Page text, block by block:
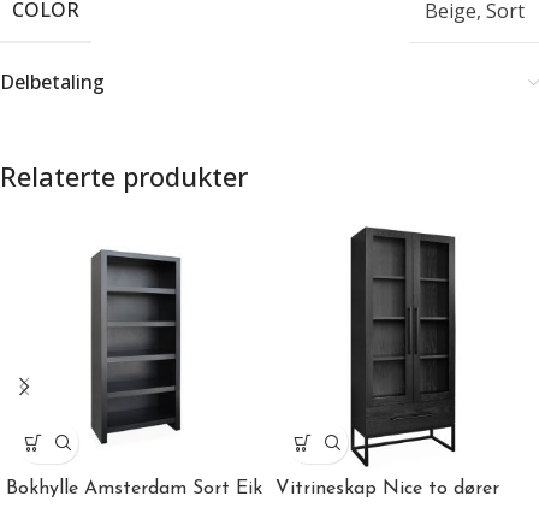
COLOR
Beige, Sort
Delbetaling
Relaterte produkter
Bokhylle Amsterdam Sort Eik Vitrineskap Nice to dører